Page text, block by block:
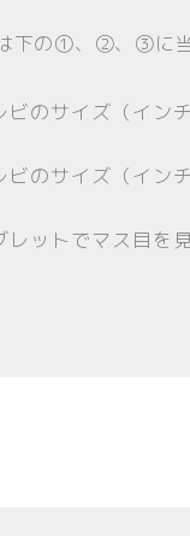
下の➀、②、③に当
ビのサイズ（イン
ビのサイズ（イン
レットでマス目を